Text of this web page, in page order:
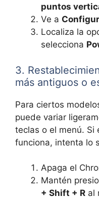
puntos
Ve a
Localiza la
selecciona
3.
más antiguos o
Para ciertos
puede variar
teclas o el menú. Si
funciona, intenta lo
Apaga el
Mantén
+ Shift + R al